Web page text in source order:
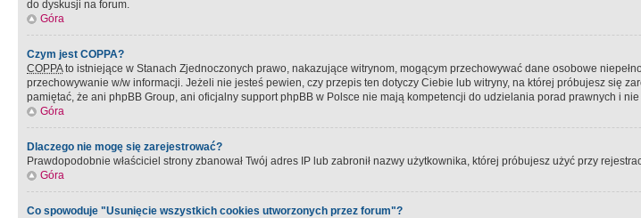
do dyskusji na forum.
Góra
Czym jest COPPA?
COPPAto istniejące w Stanach Zjednoczonych prawo, nakazujące witrynom, mogącym przechowywać dane osobowe
przechowywanie w/w informacji. Jeżeli nie jesteś pewien, czy przepis ten dotyczy Ciebie lub witryny, na której próbujesz się
pamiętać, że ani phpBB Group, ani oficjalny support phpBB w Polsce nie mają kompetencji do udzielania porad prawnych i
Góra
Dlaczego nie mogę się zarejestrować?
Prawdopodobnie właściciel strony zbanował Twój adres IP lub zabronił nazwy użytkownika, której próbujesz użyć przy
Góra
Co spowoduje "Usunięcie wszystkich cookies utworzonych przez forum"?